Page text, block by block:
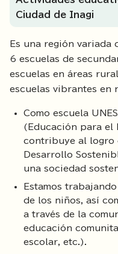
Ciudad de Inagi
Es una región variada
6 escuelas de
escuelas en áreas
escuelas vibrantes en
Como escuela
(Educación para el
contribuye al logro
Desarrollo
una sociedad
Estamos
de los niños, así
a través de la
educación
escolar, etc.).